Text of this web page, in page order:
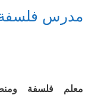
مدرس فلسفة
معلم فلسفة